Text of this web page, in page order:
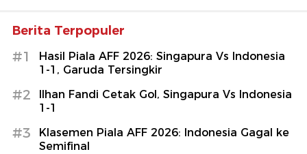
Berita Terpopuler
#1
Hasil Piala AFF 2026: Singapura Vs Indonesia
1-1, Garuda Tersingkir
#2
Ilhan Fandi Cetak Gol, Singapura Vs Indonesia
1-1
#3
Klasemen Piala AFF 2026: Indonesia Gagal ke
Semifinal